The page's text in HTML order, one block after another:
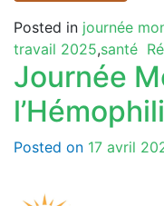
Posted in journée
travail 2025,santé
Journée
Posted on 17 avril